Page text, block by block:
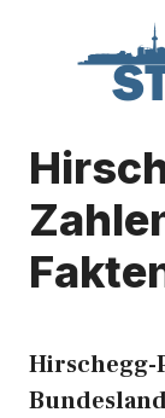
Hirschegg-